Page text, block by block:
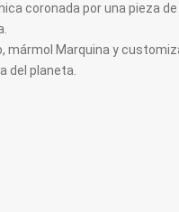
coronada por una pieza
mármol Marquina y
del planeta.